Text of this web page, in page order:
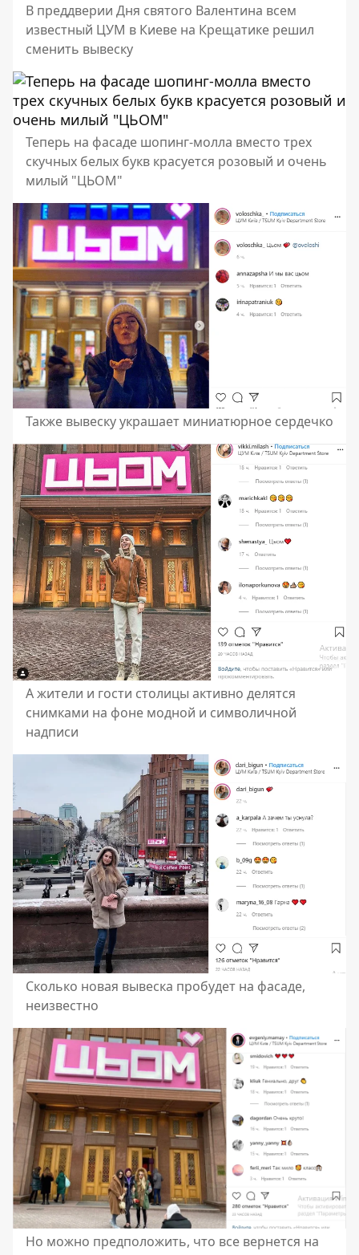
В преддверии Дня святого Валентина всем
известный ЦУМ в Киеве на Крещатике решил
сменить вывеску
Теперь на фасаде шопинг-молла вместо трех
скучных белых букв красуется розовый и очень
милый "ЦЬОМ"
Также вывеску украшает миниатюрное сердечко
А жители и гости столицы активно делятся
снимками на фоне модной и символичной
надписи
Сколько новая вывеска пробудет на фасаде,
неизвестно
Но можно предположить, что все вернется на